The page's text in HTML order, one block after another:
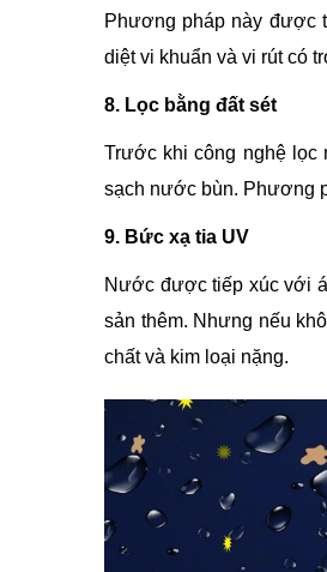
Phương pháp này được
diệt vi khuẩn và vi rút có
8. Lọc bằng đất sét
Trước khi công nghệ
sạch nước bùn. Phương
9. Bức xạ tia UV
Nước được tiếp xúc với
sản thêm. Nhưng nếu
chất và kim loại nặng.